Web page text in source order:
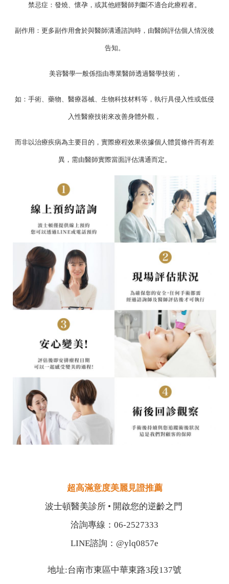
禁忌症：發燒、懷孕，或其他經醫師判斷不適合此療程者。
副作用：更多副作用會於與醫師溝通諮詢時，由醫師評估個人情況後
告知。
美容醫學一般係指由專業醫師透過醫學技術，
如：手術、藥物、醫療器械、生物科技材料等，執行具侵入性或低侵
入性醫療技術來改善身體外觀，
而非以治療疾病為主要目的，實際療程效果依據個人體質條件而有差
異，需由醫師實際當面評估溝通而定。
超高滿意度美麗見證推薦
波士頓醫美診所 • 開啟您的逆齡之門
洽詢專線：06-2527333
LINE諮詢：@ylq0857e
地址:台南市東區中華東路3段137號